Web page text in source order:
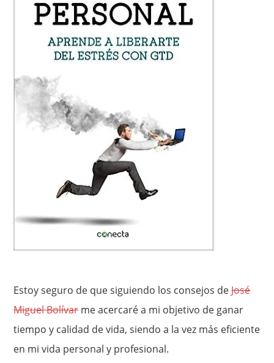
Estoy seguro de que siguiendo los consejos deJosé
Miguel Bolívarme acercaré a mi objetivo de ganar
tiempo y calidad de vida, siendo a la vez más eficiente
en mi vida personal y profesional.